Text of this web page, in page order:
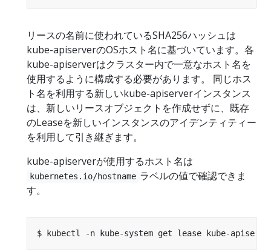
リースの名前に使われているSHA256ハッシュは
kube-apiserverのOSホスト名に基づいています。各
kube-apiserverはクラスター内で一意なホスト名を
使用するように構成する必要があります。 同じホス
ト名を利用する新しいkube-apiserverインスタンス
は、新しいリースオブジェクトを作成せずに、既存
のLeaseを新しいインスタンスのアイデンティティー
を利用して引き継ぎます。
kube-apiserverが使用するホスト名は
kubernetes.io/hostname ラベルの値で確認できま
す。